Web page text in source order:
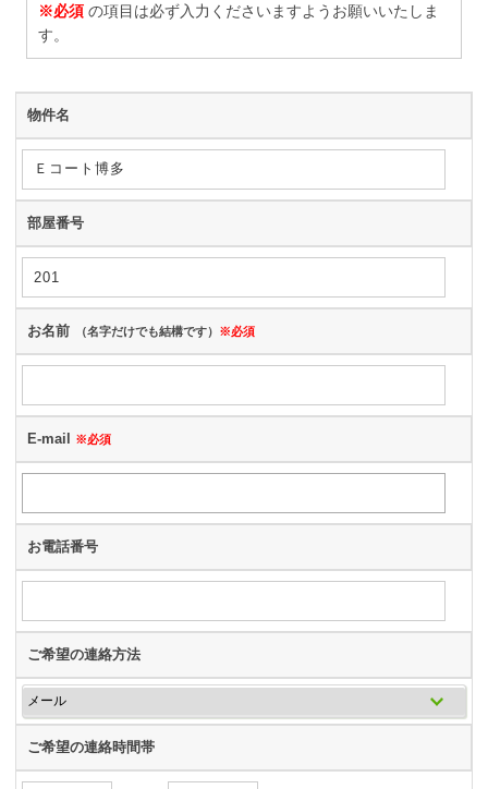
※必須 の項目は必ず入力くださいますようお願いいたしま
す。
物件名
部屋番号
お名前 （名字だけでも結構です） ※必須
E-mail ※必須
お電話番号
ご希望の連絡方法
ご希望の連絡時間帯